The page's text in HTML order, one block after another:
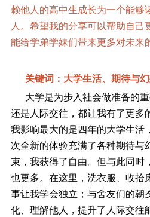
赖他人的高中生成长为一个能够
人。希望我的分享可以帮助自己
能给学弟学妹们带来更多对未来
关键词：大学生活、期待与
大学是为步入社会做准备的重
还是人际交往，都让我有了更多
我影响最大的是四年的大学生活
次全新的体验充满了各种期待与
束，我获得了自由。但与此同时
也更多。在这里，洗衣服、收拾
事让我学会独立；与舍友们的朝
化、理解他人，提升了人际交往